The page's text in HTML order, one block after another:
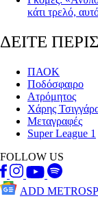
κάτι τρελό,
ΔΕΙΤΕ
ΠΑΟΚ
Ποδόσφαιρο
Ατρόμητος
Χάρης
Μεταγραφές
Super League 1
FOLLOW US
ADD